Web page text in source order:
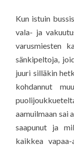
Kun istuin
vala- ja
varusmiesten
sänkipeltoja,
juuri silläkin
kohdannut
aamuilmaan sai
saapunut ja
kaikkea